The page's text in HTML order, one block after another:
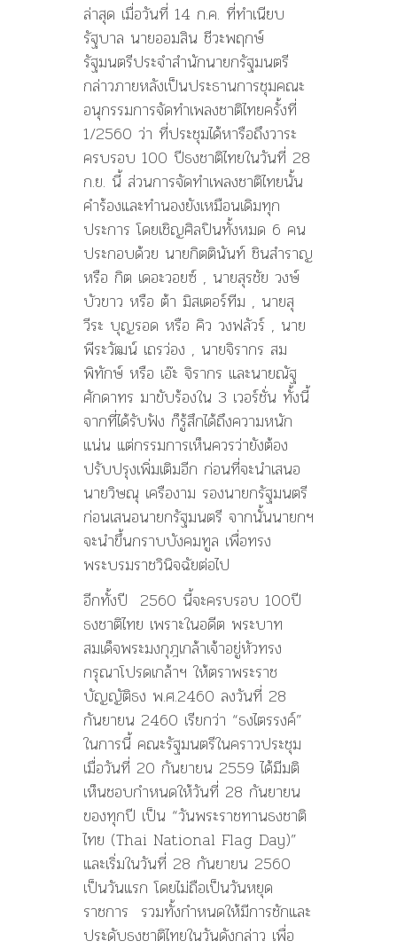
ล่าสุด เมื่อวันที่ 14 ก.ค. ที่ทำเนียบ
รัฐบาล นายออมสิน ชีวะพฤกษ์
รัฐมนตรีประจำสำนักนายกรัฐมนตรี
กล่าวภายหลังเป็นประธานการชุมคณะ
อนุกรรมการจัดทำเพลงชาติไทยครั้งที่
1/2560 ว่า ที่ประชุมได้หารือถึงวาระ
ครบรอบ 100 ปีธงชาติไทยในวันที่ 28
ก.ย. นี้ ส่วนการจัดทำเพลงชาติไทยนั้น
คำร้องและทำนองยังเหมือนเดิมทุก
ประการ โดยเชิญศิลปินทั้งหมด 6 คน
ประกอบด้วย นายกิตตินันท์ ชินสำราญ
หรือ กิต เดอะวอยซ์ , นายสุรชัย วงษ์
บัวขาว หรือ ต้า มิสเตอร์ทีม , นายสุ
วีระ บุญรอด หรือ คิว วงฟลัวร์ , นาย
พีระวัฒน์ เถรว่อง , นายจิรากร สม
พิทักษ์ หรือ เอ๊ะ จิรากร และนายณัฐ
ศักดาทร มาขับร้องใน 3 เวอร์ชั่น ทั้งนี้
จากที่ได้รับฟัง ก็รู้สึกได้ถึงความหนัก
แน่น แต่กรรมการเห็นควรว่ายังต้อง
ปรับปรุงเพิ่มเติมอีก ก่อนที่จะนำเสนอ
นายวิษณุ เครืองาม รองนายกรัฐมนตรี
ก่อนเสนอนายกรัฐมนตรี จากนั้นนายกฯ
จะนำขึ้นกราบบังคมทูล เพื่อทรง
พระบรมราชวินิจฉัยต่อไป
อีกทั้งปี 2560 นี้จะครบรอบ 100ปี
ธงชาติไทย เพราะในอดีต พระบาท
สมเด็จพระมงกุฎเกล้าเจ้าอยู่หัวทรง
กรุณาโปรดเกล้าฯ ให้ตราพระราช
บัญญัติธง พ.ศ.2460 ลงวันที่ 28
กันยายน 2460 เรียกว่า “ธงไตรรงค์”
ในการนี้ คณะรัฐมนตรีในคราวประชุม
เมื่อวันที่ 20 กันยายน 2559 ได้มีมติ
เห็นชอบกำหนดให้วันที่ 28 กันยายน
ของทุกปี เป็น “วันพระราชทานธงชาติ
ไทย (Thai National Flag Day)”
และเริ่มในวันที่ 28 กันยายน 2560
เป็นวันแรก โดยไม่ถือเป็นวันหยุด
ราชการ รวมทั้งกำหนดให้มีการชักและ
ประดับธงชาติไทยในวันดังกล่าว เพื่อ